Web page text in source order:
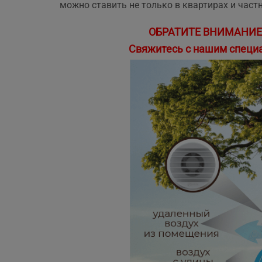
ще та рекомендувати!
можно ставить не только в квартирах и
ОБРАТИТЕ ВНИМАНИЕ:
Свяжитесь с нашим